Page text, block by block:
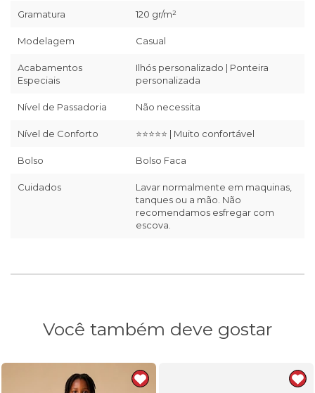
Gramatura 120 gr/m²
Modelagem Casual
Acabamentos
Especiais
Ilhós personalizado | Ponteira
personalizada
Nível de Passadoria Não necessita
Nível de Conforto ⭐⭐⭐⭐⭐ | Muito confortável
Bolso Bolso Faca
Cuidados
Lavar normalmente em maquinas,
tanques ou a mão. Não
recomendamos esfregar com
escova.
Você também deve gostar